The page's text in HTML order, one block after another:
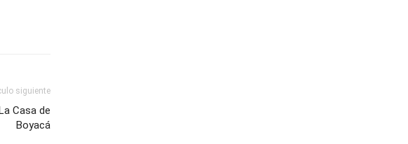
siguiente
Casa de
Boyacá